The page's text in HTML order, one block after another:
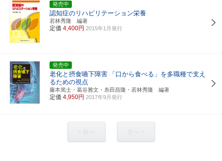
発売中
認知症のリハビリテーション栄養
若林秀隆 編著
定価 4,400円 2015年1月発行
発売中
老化と摂食嚥下障害
「口から食べる」を多職種で支え
るための視点
藤本篤士・葛谷雅文・糸田昌隆・若林秀隆 編著
定価 4,950円 2017年9月発行